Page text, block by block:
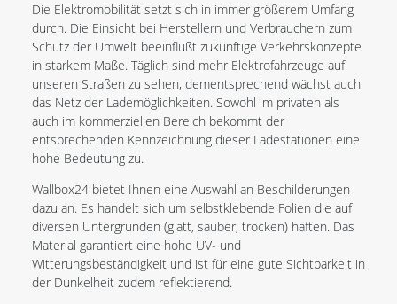
Die Elektromobilität setzt sich in immer größerem Umfang
durch. Die Einsicht bei Herstellern und Verbrauchern zum
Schutz der Umwelt beeinflußt zukünftige Verkehrskonzepte
in starkem Maße. Täglich sind mehr Elektrofahrzeuge auf
unseren Straßen zu sehen, dementsprechend wächst auch
das Netz der Lademöglichkeiten. Sowohl im privaten als
auch im kommerziellen Bereich bekommt der
entsprechenden Kennzeichnung dieser Ladestationen eine
hohe Bedeutung zu.
Wallbox24 bietet Ihnen eine Auswahl an Beschilderungen
dazu an. Es handelt sich um selbstklebende Folien die auf
diversen Untergrunden (glatt, sauber, trocken) haften. Das
Material garantiert eine hohe UV- und
Witterungsbeständigkeit und ist für eine gute Sichtbarkeit in
der Dunkelheit zudem reflektierend.